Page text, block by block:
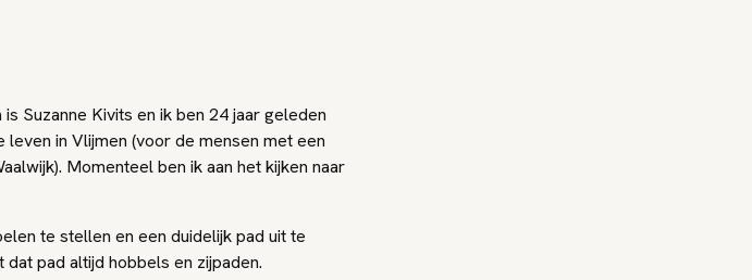
Suzanne Kivits en ik ben 24 jaar geleden
leven in Vlijmen (voor de mensen met een
Momenteel ben ik aan het kijken naar
te stellen en een duidelijk pad uit te
pad altijd hobbels en zijpaden.